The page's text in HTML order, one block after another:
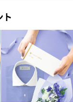
する場合がありま
ト